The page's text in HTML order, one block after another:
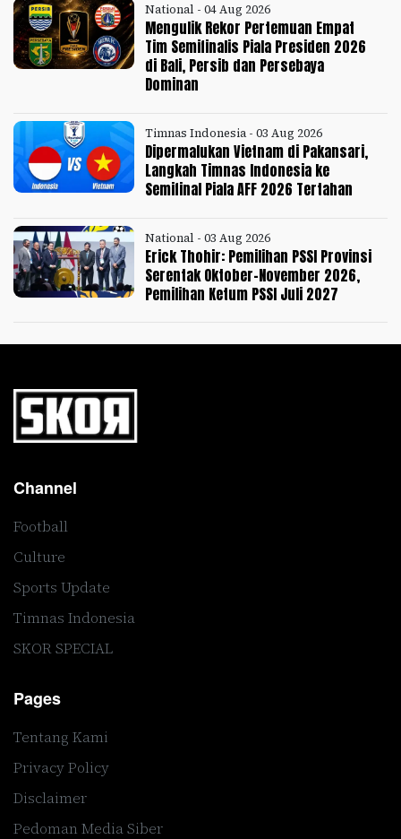
National - 04 Aug 2026
Mengulik Rekor Pertemuan Empat
Tim Semifinalis Piala Presiden 2026
di Bali, Persib dan Persebaya
Dominan
Timnas Indonesia - 03 Aug 2026
Dipermalukan Vietnam di Pakansari,
Langkah Timnas Indonesia ke
Semifinal Piala AFF 2026 Tertahan
National - 03 Aug 2026
Erick Thohir: Pemilihan PSSI Provinsi
Serentak Oktober-November 2026,
Pemilihan Ketum PSSI Juli 2027
Channel
Football
Culture
Sports Update
Timnas Indonesia
SKOR SPECIAL
Pages
Tentang Kami
Privacy Policy
Disclaimer
Pedoman Media Siber